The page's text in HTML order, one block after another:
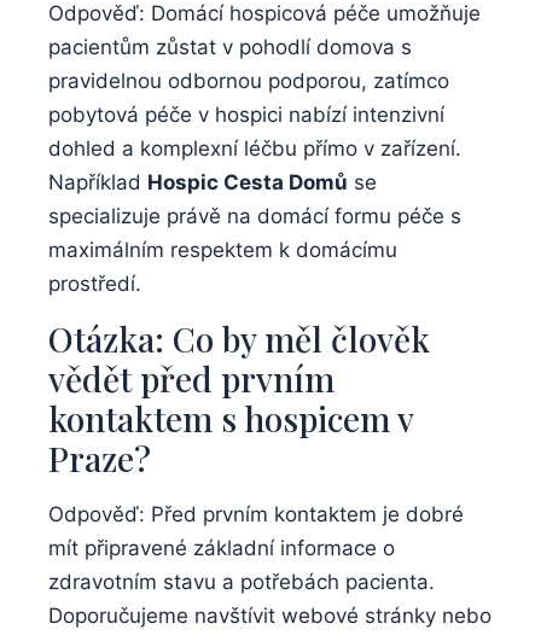
Odpověď: Domácí hospicová péče umožňuje
pacientům zůstat v pohodlí domova s
pravidelnou odbornou podporou, zatímco
pobytová péče v hospici nabízí intenzivní
dohled a komplexní léčbu přímo v zařízení.
Například Hospic Cesta Domů se
specializuje právě na domácí formu péče s
maximálním respektem k domácímu
prostředí.
Otázka: Co by měl člověk
vědět před prvním
kontaktem s hospicem v
Praze?
Odpověď: Před prvním kontaktem je dobré
mít připravené základní informace o
zdravotním stavu a potřebách pacienta.
Doporučujeme navštívit webové stránky nebo